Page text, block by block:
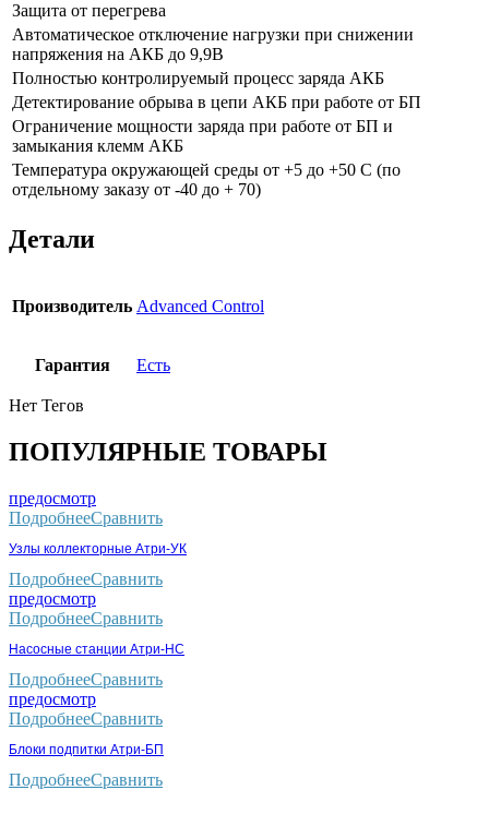
Защита от перегрева
Автоматическое отключение нагрузки при снижении
напряжения на АКБ до 9,9В
Полностью контролируемый процесс заряда АКБ
Детектирование обрыва в цепи АКБ при работе от БП
Ограничение мощности заряда при работе от БП и
замыкания клемм АКБ
Температура окружающей среды от +5 до +50 С (по
отдельному заказу от -40 до + 70)
Детали
Производитель Advanced Control
Гарантия Есть
Нет Тегов
ПОПУЛЯРНЫЕ ТОВАРЫ
предосмотр
ПодробнееСравнить
Узлы коллекторные Атри-УК
ПодробнееСравнить
предосмотр
ПодробнееСравнить
Насосные станции Атри-НС
ПодробнееСравнить
предосмотр
ПодробнееСравнить
Блоки подпитки Атри-БП
ПодробнееСравнить